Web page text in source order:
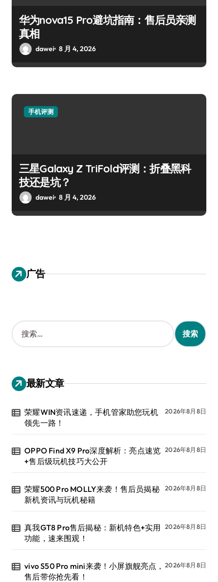
华为nova15 Pro避坑指南：售后员亲测
真相
dawei 8 月 4, 2026
手机评测
三星Galaxy Z TriFold评测：折叠黑科
技还是坑？
dawei 8 月 4, 2026
广告
搜
索
：
最新文章
荣耀WIN资讯速递，手机管家助您玩机
领先一路！
2026年8月8日
OPPO Find X9 Pro深度解析：亮点速览
+售后级玩机技巧大公开
2026年8月8日
荣耀500 Pro MOLLY来袭！售后员揭秘
新机资讯与玩机秘籍
2026年8月8日
真我GT8 Pro售后揭秘：新机特色+实用
功能，速来围观！
2026年8月8日
vivo S50 Pro mini来袭！小屏旗舰亮点，
售后带你抢先看！
2026年8月8日